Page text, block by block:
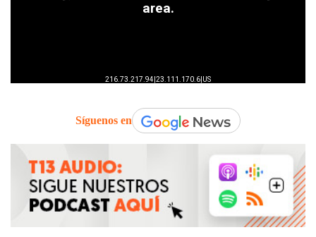
Síguenos en